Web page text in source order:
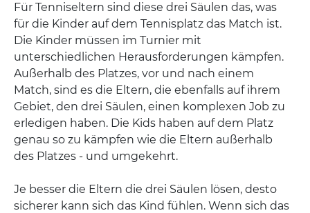
Für Tenniseltern sind diese drei Säulen das, was
für die Kinder auf dem Tennisplatz das Match ist.
Die Kinder müssen im Turnier mit
unterschiedlichen Herausforderungen kämpfen.
Außerhalb des Platzes, vor und nach einem
Match, sind es die Eltern, die ebenfalls auf ihrem
Gebiet, den drei Säulen, einen komplexen Job zu
erledigen haben. Die Kids haben auf dem Platz
genau so zu kämpfen wie die Eltern außerhalb
des Platzes - und umgekehrt.
Je besser die Eltern die drei Säulen lösen, desto
sicherer kann sich das Kind fühlen. Wenn sich das